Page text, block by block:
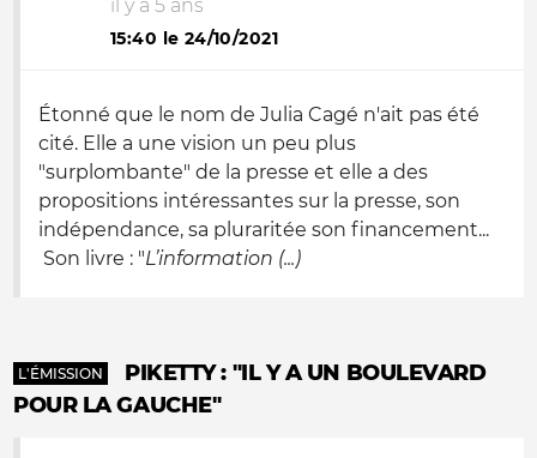
il y a 5 ans
15:40 le 24/10/2021
Étonné que le nom de Julia Cagé n'ait pas été
cité. Elle a une vision un peu plus
"surplombante" de la presse et elle a des
propositions intéressantes sur la presse, son
indépendance, sa pluraritée son financement...
Son livre : "L’information (...)
L'ÉMISSION
PIKETTY : "IL Y A UN BOULEVARD
POUR LA GAUCHE"